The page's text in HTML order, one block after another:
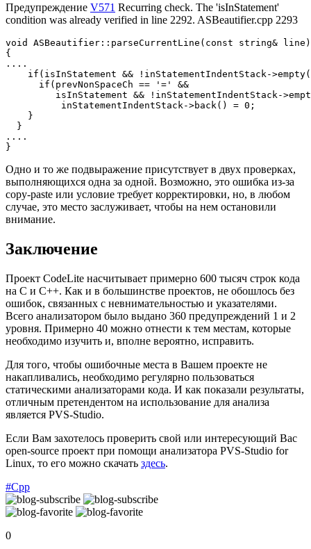
Предупреждение V571 Recurring check. The 'isInStatement'
condition was already verified in line 2292. ASBeautifier.cpp 2293
void ASBeautifier::parseCurrentLine(const string& line)
{
....
if(isInStatement && !inStatementIndentStack-
      if(prevNonSpaceCh == '=' &&
isInStatement && !inStatementIndentStack-
          inStatementIndentStack->back() = 0;
    }
  }
....
}
Одно и то же подвыражение присутствует в двух проверках,
выполняющихся одна за одной. Возможно, это ошибка из-за
copy-paste или условие требует корректировки, но, в любом
случае, это место заслуживает, чтобы на нем остановили
внимание.
Заключение
Проект CodeLite насчитывает примерно 600 тысяч строк кода
на C и C++. Как и в большинстве проектов, не обошлось без
ошибок, связанных с невнимательностью и указателями.
Всего анализатором было выдано 360 предупреждений 1 и 2
уровня. Примерно 40 можно отнести к тем местам, которые
необходимо изучить и, вполне вероятно, исправить.
Для того, чтобы ошибочные места в Вашем проекте не
накапливались, необходимо регулярно пользоваться
статическими анализаторами кода. И как показали результаты,
отличным претендентом на использование для анализа
является PVS-Studio.
Если Вам захотелось проверить свой или интересующий Вас
open-source проект при помощи анализатора PVS-Studio for
Linux, то его можно скачать здесь.
#Cpp
0